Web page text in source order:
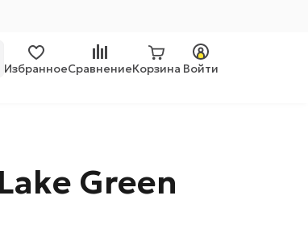
ИзбранноеСравнениеКорзина Войти
Green